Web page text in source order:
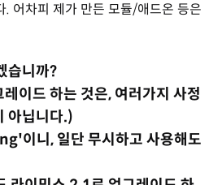
. 어차피 제가 만든 모듈/애드온 등은
습니까?
이드 하는 것은, 여러가지 사정
아닙니다.)
이니, 일단 무시하고 사용해도